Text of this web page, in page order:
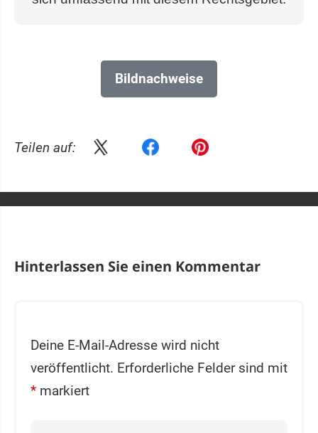
Bildnachweise
Teilen auf:
Hinterlassen Sie einen Kommentar
Deine E-Mail-Adresse wird nicht
veröffentlicht. Erforderliche Felder sind mit
* markiert